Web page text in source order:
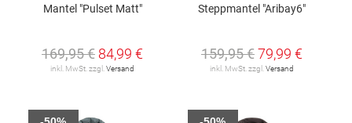
Mantel "Pulset Matt"
169,95 € 84,99 €
inkl. MwSt. zzgl.Versand
Steppmantel "Aribay6"
159,95 €79,99 €
inkl. MwSt. zzgl.Versand